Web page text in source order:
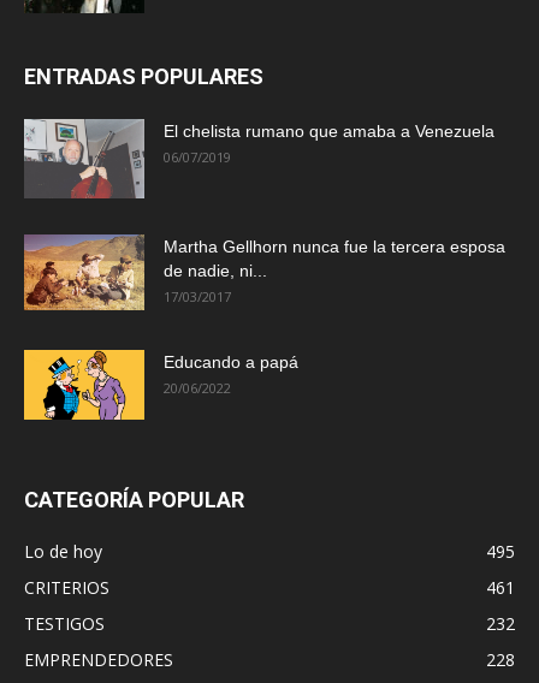
ENTRADAS POPULARES
El chelista rumano que amaba a Venezuela
06/07/2019
Martha Gellhorn nunca fue la tercera esposa
de nadie, ni...
17/03/2017
Educando a papá
20/06/2022
CATEGORÍA POPULAR
Lo de hoy
495
CRITERIOS
461
TESTIGOS
232
EMPRENDEDORES
228